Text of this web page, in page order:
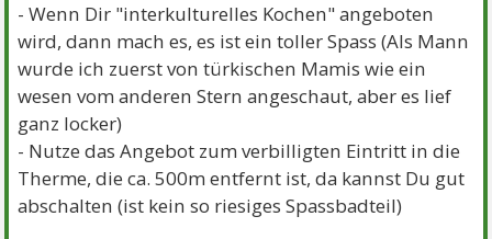
- Wenn Dir "interkulturelles Kochen" angeboten
wird, dann mach es, es ist ein toller Spass (Als Mann
wurde ich zuerst von türkischen Mamis wie ein
wesen vom anderen Stern angeschaut, aber es lief
ganz locker)
- Nutze das Angebot zum verbilligten Eintritt in die
Therme, die ca. 500m entfernt ist, da kannst Du gut
abschalten (ist kein so riesiges Spassbadteil)